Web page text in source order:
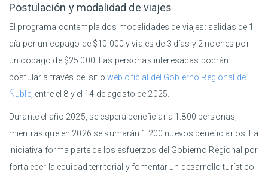
Postulación y modalidad de viajes
El programa contempla dos modalidades de viajes: salidas de 1
día por un copago de $10.000 y viajes de 3 días y 2 noches por
un copago de $25.000. Las personas interesadas podrán
postular a través del sitio web oficial del Gobierno Regional de
Ñuble, entre el 8 y el 14 de agosto de 2025.
Durante el año 2025, se espera beneficiar a 1.800 personas,
mientras que en 2026 se sumarán 1.200 nuevos beneficiarios. La
iniciativa forma parte de los esfuerzos del Gobierno Regional por
fortalecer la equidad territorial y fomentar un desarrollo turístico